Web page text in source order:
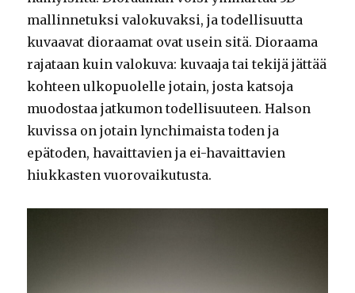
mallinnetuksi valokuvaksi, ja todellisuutta
kuvaavat dioraamat ovat usein sitä. Dioraama
rajataan kuin valokuva: kuvaaja tai tekijä jättää
kohteen ulkopuolelle jotain, josta katsoja
muodostaa jatkumon todellisuuteen. Halson
kuvissa on jotain lynchimaista toden ja
epätoden, havaittavien ja ei-havaittavien
hiukkasten vuorovaikutusta.